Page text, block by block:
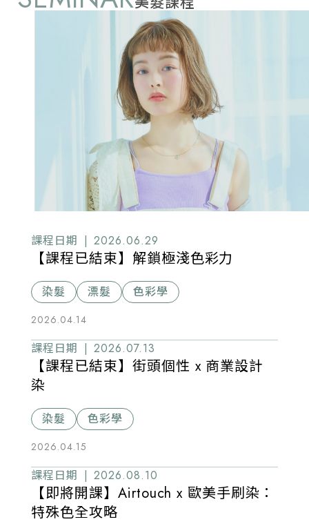
課程日期 | 2026.06.29
【課程已結束】解鎖極淺色彩力
染髮 漂髮 色彩學
2026.04.14
課程日期 | 2026.07.13
【課程已結束】街頭個性 x 商業設計
染
染髮 色彩學
2026.04.15
課程日期 | 2026.08.10
【即將開課】Airtouch x 歐美手刷染：
特殊色全攻略